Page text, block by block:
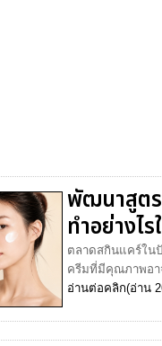
พัฒนาสูตร
ทำอย่างไ
ตลาดสกินแคร์ใน
ครีมที่มีคุณภาพอา
อ่านต่อคลิก(อ่าน